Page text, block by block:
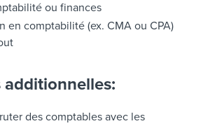
ou finances
en comptabilité (ex. CMA ou CPA)
additionnelles:
des comptables avec les